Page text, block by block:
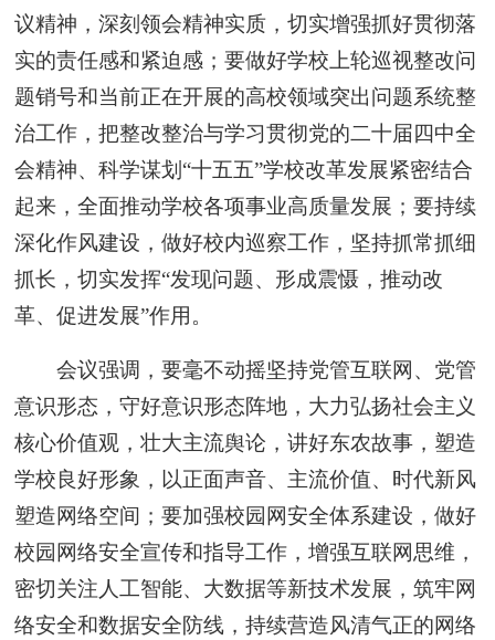
议精神，深刻领会精神实质，切实增强抓好贯彻落
实的责任感和紧迫感；要做好学校上轮巡视整改问
题销号和当前正在开展的高校领域突出问题系统整
治工作，把整改整治与学习贯彻党的二十届四中全
会精神、科学谋划“十五五”学校改革发展紧密结合
起来，全面推动学校各项事业高质量发展；要持续
深化作风建设，做好校内巡察工作，坚持抓常抓细
抓长，切实发挥“发现问题、形成震慑，推动改
革、促进发展”作用。
会议强调，要毫不动摇坚持党管互联网、党管
意识形态，守好意识形态阵地，大力弘扬社会主义
核心价值观，壮大主流舆论，讲好东农故事，塑造
学校良好形象，以正面声音、主流价值、时代新风
塑造网络空间；要加强校园网安全体系建设，做好
校园网络安全宣传和指导工作，增强互联网思维，
密切关注人工智能、大数据等新技术发展，筑牢网
络安全和数据安全防线，持续营造风清气正的网络